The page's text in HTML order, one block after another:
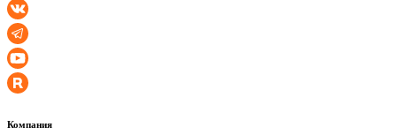
Компания